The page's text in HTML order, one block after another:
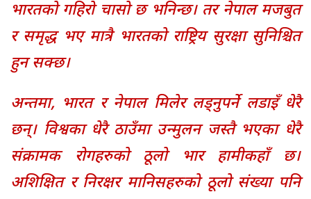
भारतको गहिरो चासो छ भनिन्छ। तर नेपाल मजबुत
र समृद्ध भए मात्रै भारतको राष्ट्रिय सुरक्षा सुनिश्चित
हुन सक्छ।
अन्तमा, भारत र नेपाल मिलेर लड्नुपर्ने लडाइँ धेरै
छन्। विश्वका धेरै ठाउँमा उन्मुलन जस्तै भएका धेरै
संक्रामक रोगहरुको ठूलो भार हामीकहाँ छ।
अशिक्षित र निरक्षर मानिसहरुको ठूलो संख्या पनि